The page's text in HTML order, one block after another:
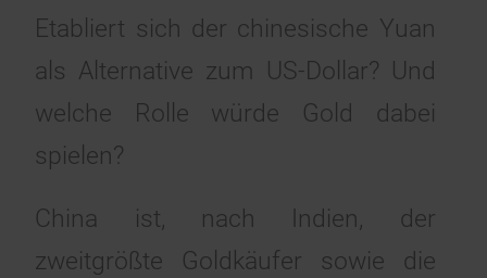
Etabliert sich der chinesische Yuan
als Alternative zum US-Dollar? Und
welche Rolle würde Gold dabei
spielen?
China ist, nach Indien, der
zweitgrößte Goldkäufer sowie die